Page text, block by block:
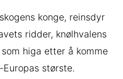
konge, reinsdyr
ridder, knølhvalens
higa etter å komme
største.